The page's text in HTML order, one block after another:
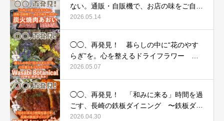
ない。通販・自販機で、お店の味をご自宅
へ 〜炭火焼肉あおい〜
2026.05.14
◯◯、再発見！ 暮らしの中に“花のやす
らぎ”を。心を整えるドライフラワー 〜
Wasabi Botanical（ワサビ ボタニカル）〜
2026.05.07
◯◯、再発見！ 「和みに来る」時間を過
ごす、長崎の鉄板ダイニング 〜鉄板ダイ
ニング 和来（わら）〜
2026.04.30